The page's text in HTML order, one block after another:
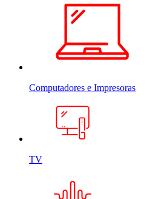
Computadores e Impresoras
TV